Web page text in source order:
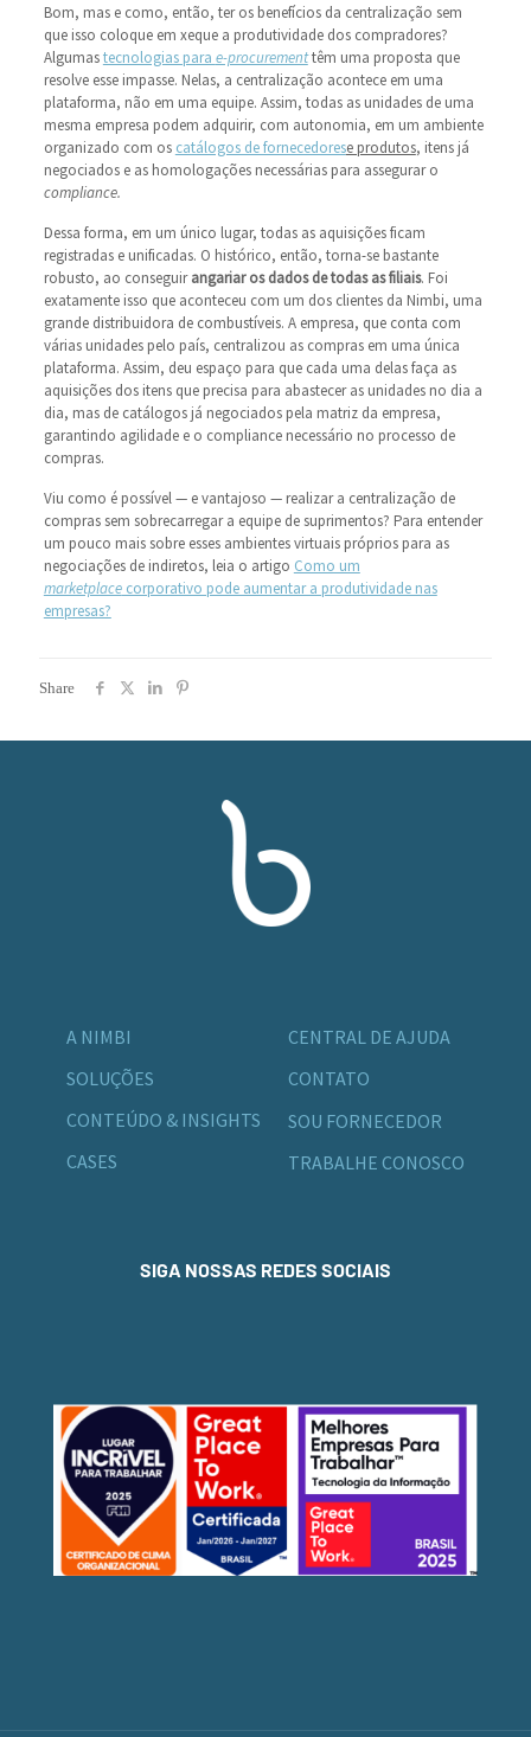
Bom, mas e como, então, ter os benefícios da centralização sem
que isso coloque em xeque a produtividade dos compradores?
Algumastecnologias para e-procurementtêm uma proposta que
resolve esse impasse. Nelas, a centralização acontece em uma
plataforma, não em uma equipe. Assim, todas as unidades de uma
mesma empresa podem adquirir, com autonomia, em um ambiente
organizado com os catálogos de fornecedorese produtos, itens já
negociados e as homologações necessárias para assegurar o
compliance.
Dessa forma, em um único lugar, todas as aquisições ficam
registradas e unificadas. O histórico, então, torna-se bastante
robusto, ao conseguirangariar os dados de todas as filiais. Foi
exatamente isso que aconteceu com um dos clientes da Nimbi, uma
grande distribuidora de combustíveis. A empresa, que conta com
várias unidades pelo país, centralizou as compras em uma única
plataforma. Assim, deu espaço para que cada uma delas faça as
aquisições dos itens que precisa para abastecer as unidades no dia a
dia, mas de catálogos já negociados pela matriz da empresa,
garantindo agilidade e o compliance necessário no processo de
compras.
Viu como é possível ― e vantajoso ― realizar a centralização de
compras sem sobrecarregar a equipe de suprimentos? Para entender
um pouco mais sobre esses ambientes virtuais próprios para as
negociações de indiretos, leia o artigo Como um
marketplacecorporativo pode aumentar a produtividade nas
empresas?
Share
A NIMBI
SOLUÇÕES
CONTEÚDO & INSIGHTS
CASES
CENTRAL DE AJUDA
CONTATO
SOU FORNECEDOR
TRABALHE CONOSCO
SIGA NOSSAS REDES SOCIAIS